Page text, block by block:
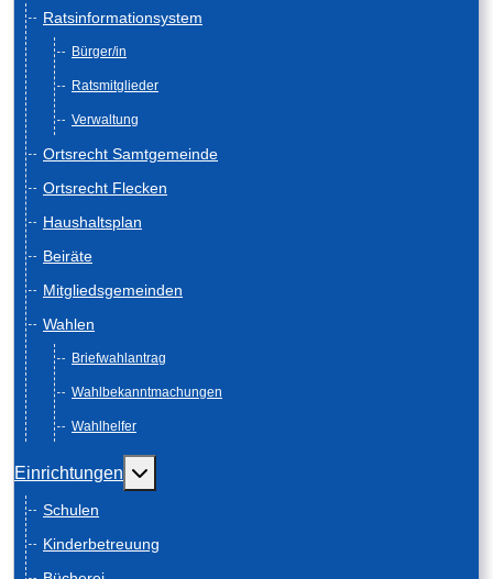
Ratsinformationsystem
Bürger/in
Ratsmitglieder
Verwaltung
Ortsrecht Samtgemeinde
Ortsrecht Flecken
Haushaltsplan
Beiräte
Mitgliedsgemeinden
Wahlen
Briefwahlantrag
Wahlbekanntmachungen
Wahlhelfer
Einrichtungen Weitere Informationen: Einrichtungen
Schulen
Kinderbetreuung